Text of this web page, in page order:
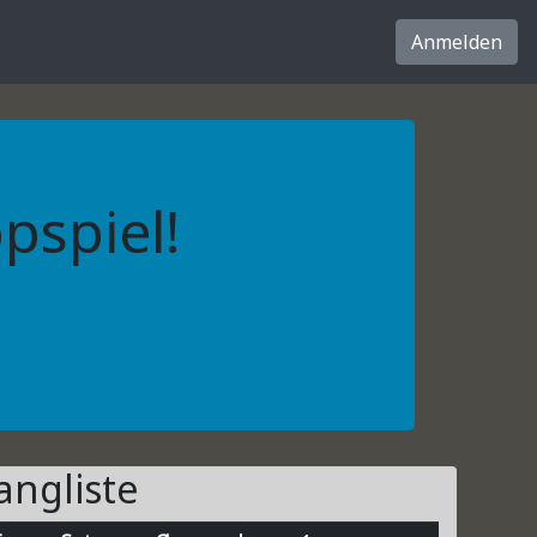
Anmelden